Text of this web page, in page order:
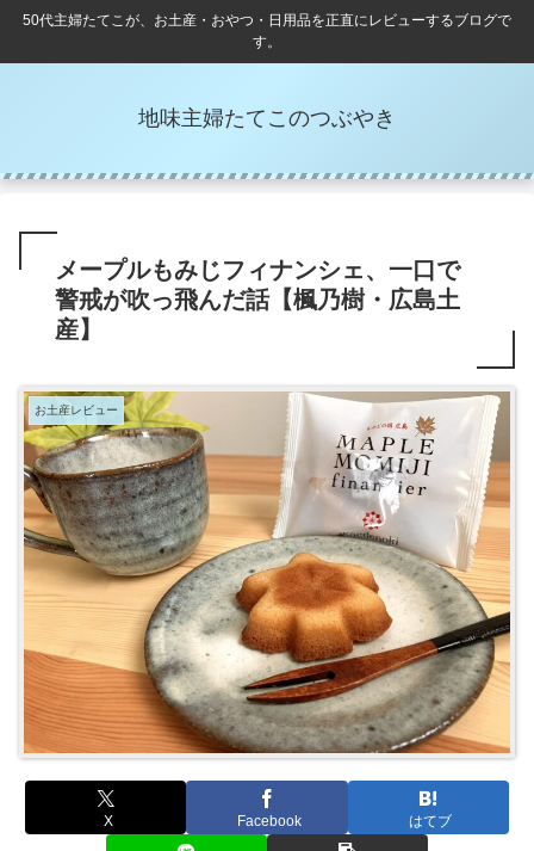
50代主婦たてこが、お土産・おやつ・日用品を正直にレビューするブログで
す。
地味主婦たてこのつぶやき
メープルもみじフィナンシェ、一口で
警戒が吹っ飛んだ話【楓乃樹・広島土
産】
お土産レビュー
X Facebook はてブ